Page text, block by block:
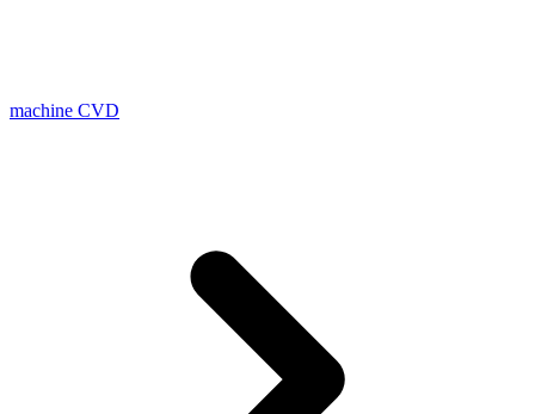
machine CVD